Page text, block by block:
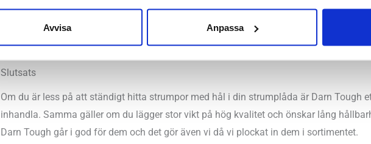
Avvisa Anpassa
Heavyweight
– tjockaste garnet för att ge maximal värme. I dessa modeller
Slutsats
Om du är less på att ständigt hitta strumpor med hål i din strumplåda är Darn Tough
inhandla. Samma gäller om du lägger stor vikt på hög kvalitet och önskar lång
Darn Tough går i god för dem och det gör även vi då vi plockat in dem i sortimentet.